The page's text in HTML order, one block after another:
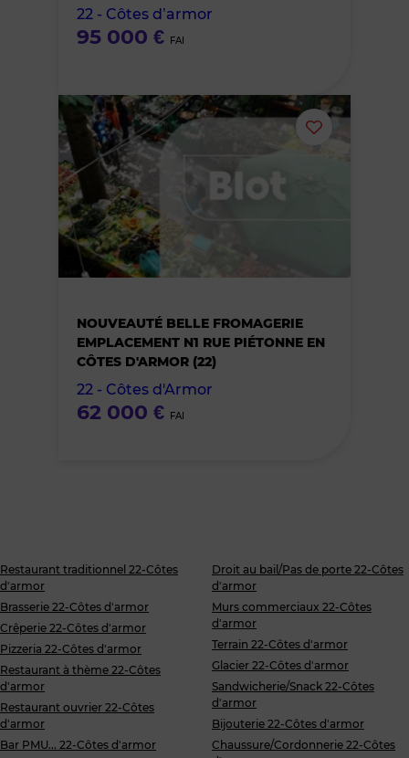
22 - Côtes d’armor
95 000 € FAI
Ajouter
des
NOUVEAUTÉ BELLE FROMAGERIE
EMPLACEMENT N1 RUE PIÉTONNE EN
CÔTES D'ARMOR (22)
22 - Côtes d'Armor
62 000 € FAI
Restaurant traditionnel 22-Côtes
d'armor
Brasserie 22-Côtes d'armor
Crêperie 22-Côtes d'armor
Pizzeria 22-Côtes d'armor
Restaurant à thème 22-Côtes
d'armor
Restaurant ouvrier 22-Côtes
d'armor
Bar PMU... 22-Côtes d'armor
Droit au bail/Pas de porte 22-Côtes
d'armor
Murs commerciaux 22-Côtes
d'armor
Terrain 22-Côtes d'armor
Glacier 22-Côtes d'armor
Sandwicherie/Snack 22-Côtes
d'armor
Bijouterie 22-Côtes d'armor
Chaussure/Cordonnerie 22-Côtes